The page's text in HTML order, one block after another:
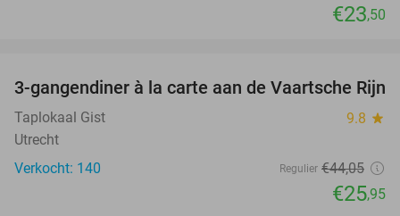
€23,50
41%
3-gangendiner à la carte aan de Vaartsche Rijn
Taplokaal Gist 9.8 star
Utrecht
Verkocht: 140
Regulier €44,05
€25,95